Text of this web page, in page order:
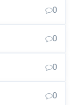
0
0
0
0